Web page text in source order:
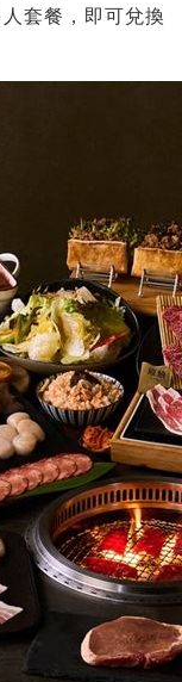
套餐，即可兌換